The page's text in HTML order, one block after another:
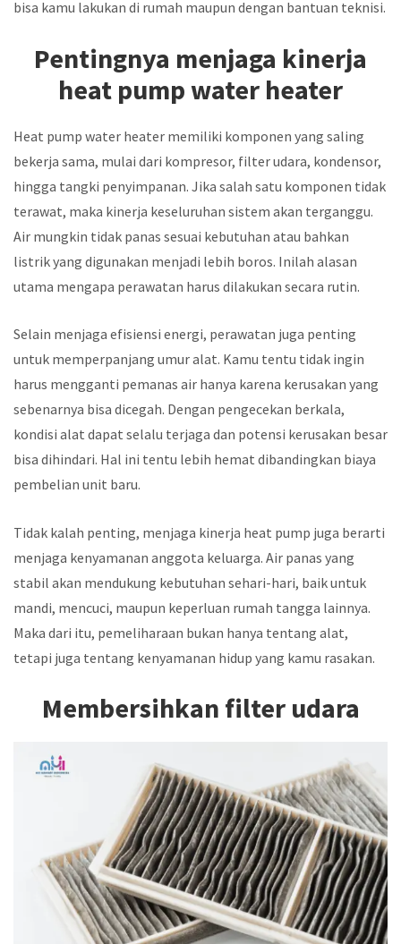
bisa kamu lakukan di rumah maupun dengan bantuan teknisi.
Pentingnya menjaga kinerja
heat pump water heater
Heat pump water heater memiliki komponen yang saling
bekerja sama, mulai dari kompresor, filter udara, kondensor,
hingga tangki penyimpanan. Jika salah satu komponen tidak
terawat, maka kinerja keseluruhan sistem akan terganggu.
Air mungkin tidak panas sesuai kebutuhan atau bahkan
listrik yang digunakan menjadi lebih boros. Inilah alasan
utama mengapa perawatan harus dilakukan secara rutin.
Selain menjaga efisiensi energi, perawatan juga penting
untuk memperpanjang umur alat. Kamu tentu tidak ingin
harus mengganti pemanas air hanya karena kerusakan yang
sebenarnya bisa dicegah. Dengan pengecekan berkala,
kondisi alat dapat selalu terjaga dan potensi kerusakan besar
bisa dihindari. Hal ini tentu lebih hemat dibandingkan biaya
pembelian unit baru.
Tidak kalah penting, menjaga kinerja heat pump juga berarti
menjaga kenyamanan anggota keluarga. Air panas yang
stabil akan mendukung kebutuhan sehari-hari, baik untuk
mandi, mencuci, maupun keperluan rumah tangga lainnya.
Maka dari itu, pemeliharaan bukan hanya tentang alat,
tetapi juga tentang kenyamanan hidup yang kamu rasakan.
Membersihkan filter udara